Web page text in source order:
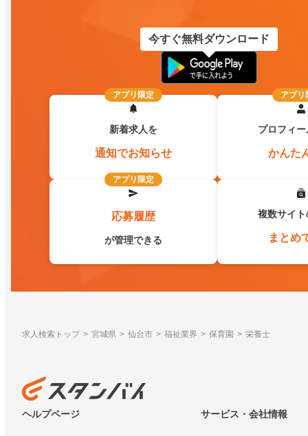
今すぐ無料ダウンロード
アプリ限定
新着求人を
通知でお知らせ
アプリ
プロフィ
かんた
アプリ限定
応募履歴
が管理できる
複数サイ
まとめ
求人検索トップ 宮城県 仙台市 福祉業界 保育園 栄養士
ヘルプページ サービス・会社情報